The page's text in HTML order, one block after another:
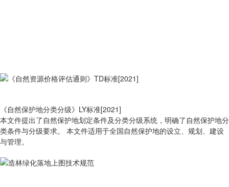
《自然保护地分类分级》LY标准[2021]
本文件提出了自然保护地划定条件及分类分级系统，明确了自然保护地分
类条件与分级要求。 本文件适用于全国自然保护地的设立、规划、建设
与管理。